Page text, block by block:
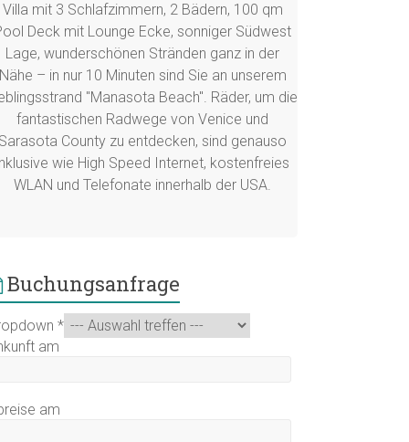
Villa mit 3 Schlafzimmern, 2 Bädern, 100 qm
Deck mit Lounge Ecke, sonniger Südwest
Lage, wunderschönen Stränden ganz in der
Nähe – in nur 10 Minuten sind Sie an unserem
"Manasota Beach". Räder, um die
fantastischen Radwege von Venice und
Sarasota County zu entdecken, sind genauso
wie High Speed Internet, kostenfreies
WLAN und Telefonate innerhalb der USA.
Buchungsanfrage
*
am
am